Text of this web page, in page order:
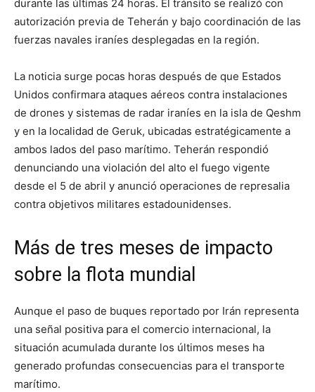
durante las últimas 24 horas. El tránsito se realizó con
autorización previa de Teherán y bajo coordinación de las
fuerzas navales iraníes desplegadas en la región.
La noticia surge pocas horas después de que Estados
Unidos confirmara ataques aéreos contra instalaciones
de drones y sistemas de radar iraníes en la isla de Qeshm
y en la localidad de Geruk, ubicadas estratégicamente a
ambos lados del paso marítimo. Teherán respondió
denunciando una violación del alto el fuego vigente
desde el 5 de abril y anunció operaciones de represalia
contra objetivos militares estadounidenses.
Más de tres meses de impacto
sobre la flota mundial
Aunque el paso de buques reportado por Irán representa
una señal positiva para el comercio internacional, la
situación acumulada durante los últimos meses ha
generado profundas consecuencias para el transporte
marítimo.